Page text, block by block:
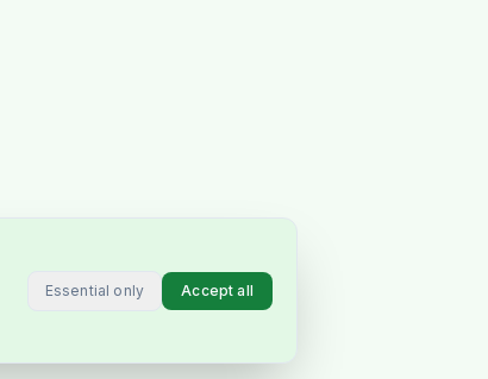
Essential only Accept all